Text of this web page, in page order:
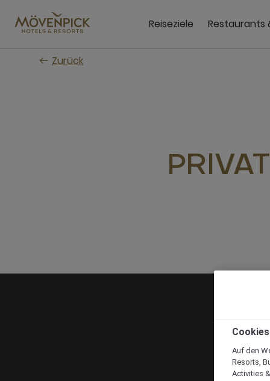
Hauptinhalt
wechseln
Reiseziele Restaurants
Zurück
Auf den
Resorts,
Activities